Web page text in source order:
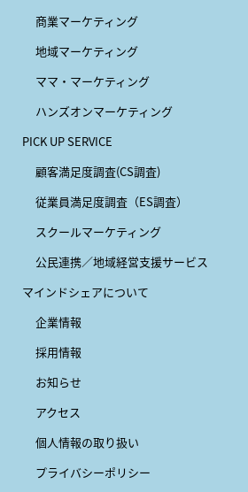
商業マーケティング
地域マーケティング
ママ・マーケティング
ハンズオンマーケティング
PICK UP SERVICE
顧客満足度調査(CS調査)
従業員満足度調査（ES調査）
スクールマーケティング
公民連携／地域経営支援サービス
マインドシェアについて
企業情報
採用情報
お知らせ
アクセス
個人情報の取り扱い
プライバシーポリシー